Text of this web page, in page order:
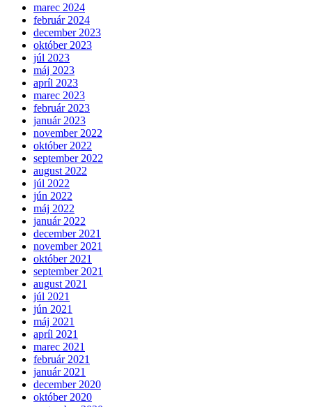
marec 2024
február 2024
december 2023
október 2023
júl 2023
máj 2023
apríl 2023
marec 2023
február 2023
január 2023
november 2022
október 2022
september 2022
august 2022
júl 2022
jún 2022
máj 2022
január 2022
december 2021
november 2021
október 2021
september 2021
august 2021
júl 2021
jún 2021
máj 2021
apríl 2021
marec 2021
február 2021
január 2021
december 2020
október 2020